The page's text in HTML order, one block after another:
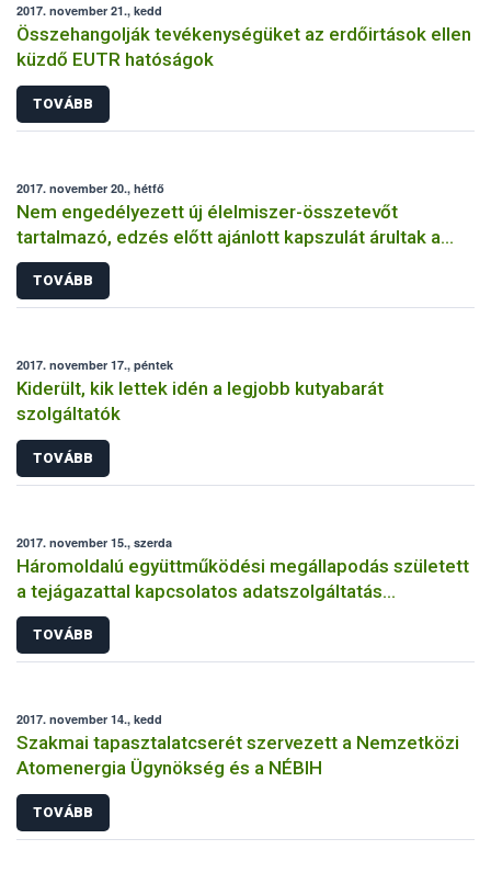
2017. november 21., kedd
Összehangolják tevékenységüket az erdőirtások ellen
küzdő EUTR hatóságok
TOVÁBB
2017. november 20., hétfő
Nem engedélyezett új élelmiszer-összetevőt
tartalmazó, edzés előtt ajánlott kapszulát árultak a
magyar webáruházakban
TOVÁBB
2017. november 17., péntek
Kiderült, kik lettek idén a legjobb kutyabarát
szolgáltatók
TOVÁBB
2017. november 15., szerda
Háromoldalú együttműködési megállapodás született
a tejágazattal kapcsolatos adatszolgáltatás
fejlesztéséért
TOVÁBB
2017. november 14., kedd
Szakmai tapasztalatcserét szervezett a Nemzetközi
Atomenergia Ügynökség és a NÉBIH
TOVÁBB